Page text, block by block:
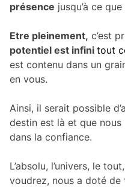
présence jusqu’à ce
Etre pleinement, c’est
potentiel est infini tout
est contenu dans un
en vous.
Ainsi, il serait possible
destin est là et que
dans la confiance.
L’absolu, l’univers, le
voudrez, nous a doté